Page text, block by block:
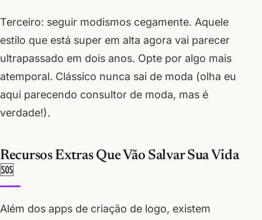
Terceiro: seguir modismos cegamente. Aquele
estilo que está super em alta agora vai parecer
ultrapassado em dois anos. Opte por algo mais
atemporal. Clássico nunca sai de moda (olha eu
aqui parecendo consultor de moda, mas é
verdade!).
Recursos Extras Que Vão Salvar Sua Vida
🆘
Além dos apps de criação de logo, existem